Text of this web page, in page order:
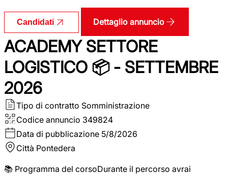
Candidati Dettaglio annuncio
ACADEMY SETTORE
LOGISTICO 📦 - SETTEMBRE
2026
Tipo di contratto Somministrazione
Codice annuncio 349824
Data di pubblicazione 5/8/2026
Città Pontedera
📚 Programma del corsoDurante il percorso avrai